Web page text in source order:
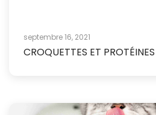
septembre 16, 2021
CROQUETTES ET